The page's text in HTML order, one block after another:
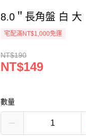
8.0＂長角盤 白 大
宅配滿NT$1,000免運
NT$190
NT$149
數量